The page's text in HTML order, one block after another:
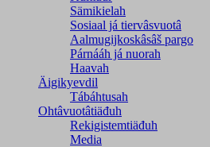
Sämikielah
Sosiaal já tiervâsvuotâ
Aalmugijkoskâsâš pargo
Párnááh já nuorah
Haavah
Äigikyevdil
Tábáhtusah
Ohtâvuotâtiäđuh
Rekigistemtiäđuh
Media